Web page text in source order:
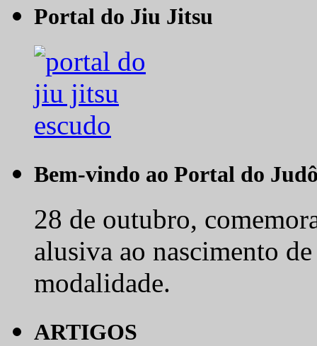
Portal do Jiu Jitsu
Bem-vindo ao Portal do
28 de outubro,
alusiva ao nascimento
modalidade.
ARTIGOS